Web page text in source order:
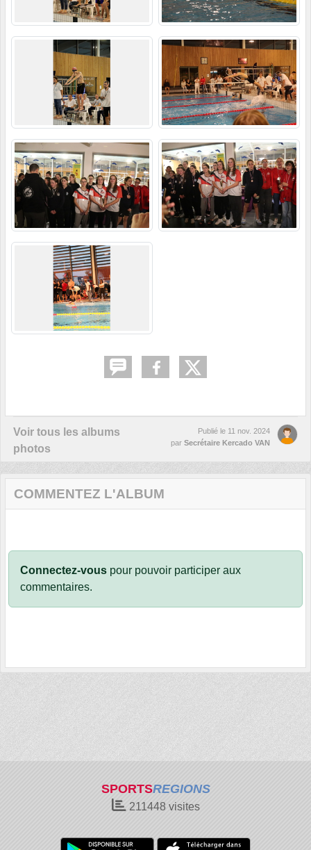
Voir tous les albums
photos
Publié le 11 nov. 2024
par Secrétaire Kercado VAN
COMMENTEZ L'ALBUM
Connectez-vous pour pouvoir participer aux
commentaires.
SPORTSREGIONS
211448 visites